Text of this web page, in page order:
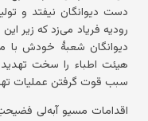
دست دیوانگان نیفتد و
رودیه فریاد می‌زد که زیر
دیوانگان شعبهٔ خودش با
هیئت اطباء را سخت تهدید
سبب قوت گرفتن عملیات
اقدامات مسیو آبه‌لی